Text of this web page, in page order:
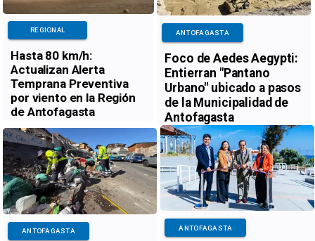
Hasta 80 km/h:
Actualizan Alerta
Temprana Preventiva
por viento en la Región
de Antofagasta
REGIONAL
Foco de Aedes Aegypti:
Entierran "Pantano
Urbano" ubicado a pasos
de la Municipalidad de
Antofagasta
ANTOFAGASTA
ANTOFAGASTA ANTOFAGASTA